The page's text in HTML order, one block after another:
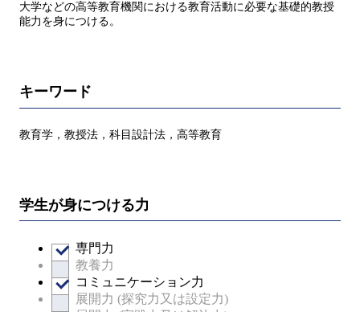
大学などの高等教育機関における教育活動に必要な基礎的教授
能力を身につける。
キーワード
教育学，教授法，科目設計法，高等教育
学生が身につける力
専門力
教養力
コミュニケーション力
展開力 (探究力又は設定力)